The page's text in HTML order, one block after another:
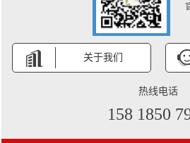
关于我们
热线电话
158 1850